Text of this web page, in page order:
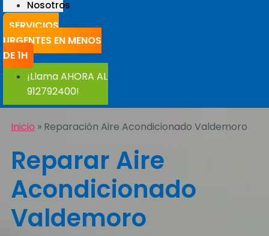
Nosotros
SERVICIOS
URGENTES EN MENOS
DE 1H
¡Llama AHORA AL
912792400!
Inicio » Reparación Aire Acondicionado Valdemoro
Reparar Aire
Acondicionado
Valdemoro